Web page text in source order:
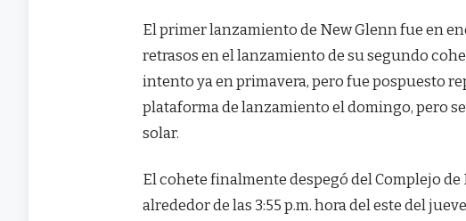
El primer lanzamiento de New Glenn fue en
retrasos en el lanzamiento de su segundo
intento ya en primavera, pero fue pospuesto
plataforma de lanzamiento el domingo, pero
solar.
El cohete finalmente despegó del Complejo
alrededor de las 3:55 p.m. hora del este del